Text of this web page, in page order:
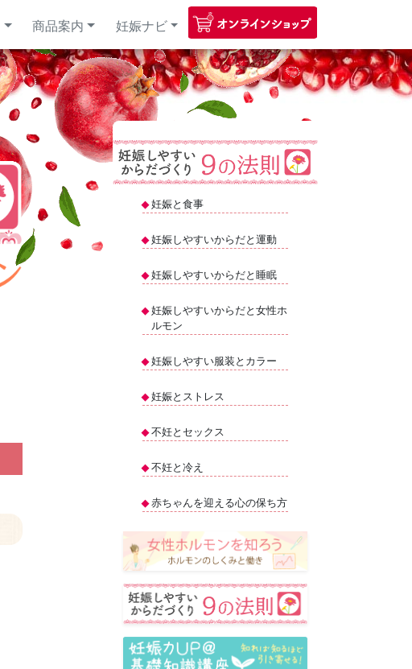
(current)商品案内 妊娠ナビ
妊娠と食事
妊娠しやすいからだと運動
妊娠しやすいからだと睡眠
妊娠しやすいからだと女性ホ
ルモン
妊娠しやすい服装とカラー
妊娠とストレス
不妊とセックス
不妊と冷え
赤ちゃんを迎える心の保ち方